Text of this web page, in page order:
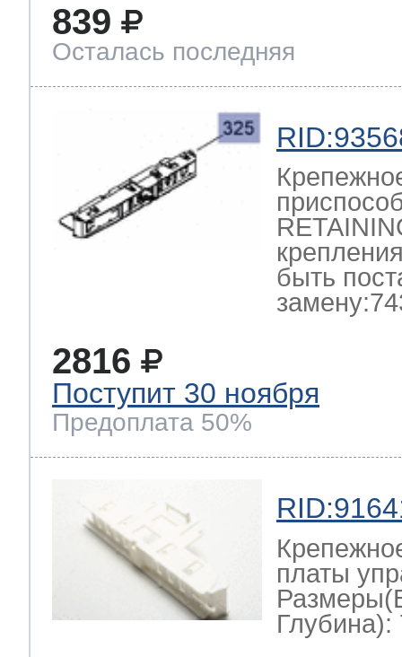
839
Осталась последняя
быть
2816
Поступит 30 ноября
Предоплата 50%
платы
Глубина):